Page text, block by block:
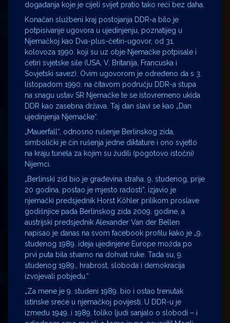
događanja koje je cijeli svijet pratio tako reći bez daha.
Konačan službeni kraj postojanja DDR-a bilo je
potpisivanje ugovora u ujedinjenju, poznatijeg u
Njemačkoj kao Dva-plus-četiri-ugovor, od 31.
kolovoza 1990. koji su uz obje Njemačke potpisale i
četiri svjetske sile (USA, V. Britanija, Francuska i
Sovjetski savez). Ovim ugovorom je određeno da s 3.
listopadom 1990. na čitavom području DDR-a stupa
na snagu ustav SR Njemačke te se istovremeno ukida
DDR kao zasebna država. Taj dan slavi se kao „Dan
ujedinjenja Njemačke“.
„Mauerfall“, odnosno rušenje Berlinskog zida,
simbolički je čin rušenja jedne diktature i ono svjetlo
na kraju tunela za kojim su žudili (pogotovo istočni)
Nijemci.
„Berlinski zid bio je građevina straha. 9. studenog, prije
20 godina, postao je mjesto radosti“, izjavio je
njemački predsjednik Horst Köhler prilikom proslave
godišnjice pada Berlinskog zida 2009. godine, a
austrijski predsjednik Alexander Van der Bellen
napisao je danas na svom facebook profilu kako je „9.
studenog 1989. ideja ujedinjene Europe možda po
prvi puta bila stvarno na dohvat ruke. Tada su, 9.
studenog 1989., hrabrost, sloboda i demokracija
izvojevali pobjedu.“
„Za mene je 9. studeni 1989. bio i ostao trenutak
istinske sreće u njemačkoj povijesti. U DDR-u je
između 1949. i 1989. toliko ljudi sanjalo o slobodi – i